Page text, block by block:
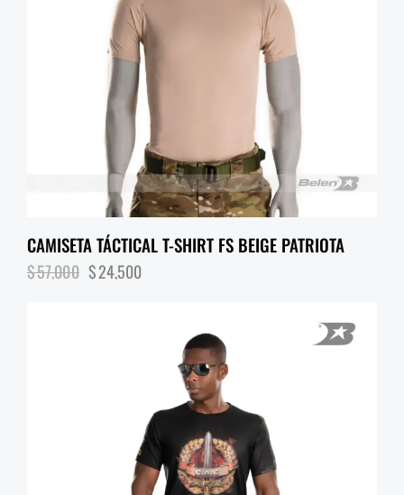
CAMISETA TÁCTICAL T-SHIRT FS BEIGE PATRIOTA
$57,000 $24,500